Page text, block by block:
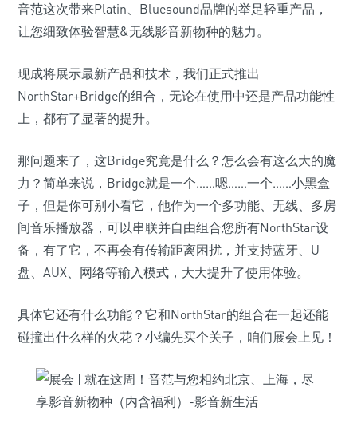
音范这次带来Platin、Bluesound品牌的举足轻重产品，
让您细致体验智慧&无线影音新物种的魅力。
现成将展示最新产品和技术，我们正式推出
NorthStar+Bridge的组合，无论在使用中还是产品功能性
上，都有了显著的提升。
那问题来了，这Bridge究竟是什么？怎么会有这么大的魔
力？简单来说，Bridge就是一个……嗯……一个……小黑盒
子，但是你可别小看它，他作为一个多功能、无线、多房
间音乐播放器，可以串联并自由组合您所有NorthStar设
备，有了它，不再会有传输距离困扰，并支持蓝牙、U
盘、AUX、网络等输入模式，大大提升了使用体验。
具体它还有什么功能？它和NorthStar的组合在一起还能
碰撞出什么样的火花？小编先买个关子，咱们展会上见！